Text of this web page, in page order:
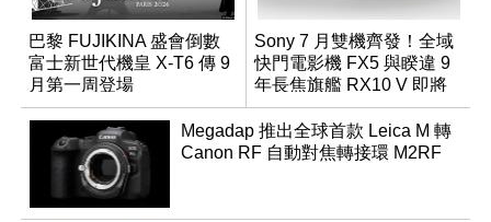
巴黎 FUJIKINA 盛會倒數
富士新世代機皇 X-T6 傳 9
月第一周登場
Sony 7 月雙機齊發！全域
快門電影機 FX5 與睽違 9
年長焦旗艦 RX10 V 即將
登場
Megadap 推出全球首款 Leica M 轉
Canon RF 自動對焦轉接環 M2RF